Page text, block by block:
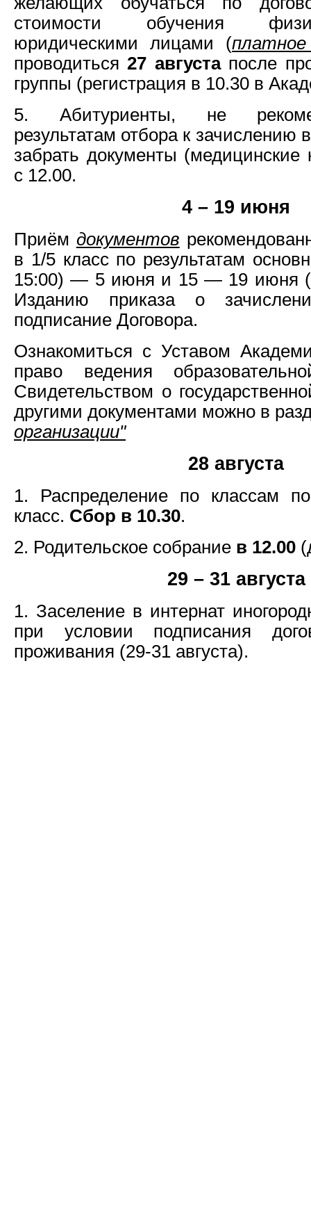
стоимости обучения
юридическими лицами (платное
проводиться27 августапосле
группы (регистрация в 10.30 в
5. Абитуриенты, не
результатам отбора к зачислению
забрать документы
с 12.00.
4 – 19 июня
Приём документов
в 1/5 класс по результатам
15:00) — 5 июня и 15 — 19 июня
Изданию приказа о
подписание Договора.
Ознакомиться с Уставом
право ведения
Свидетельством о
другими документами можно в
организации"
28 августа
1. Распределение по классам
класс. Сбор в 10.30.
2. Родительское собрание в 12.00
29 – 31 августа
1. Заселение в интернат
при условии подписания
проживания (29-31 августа).